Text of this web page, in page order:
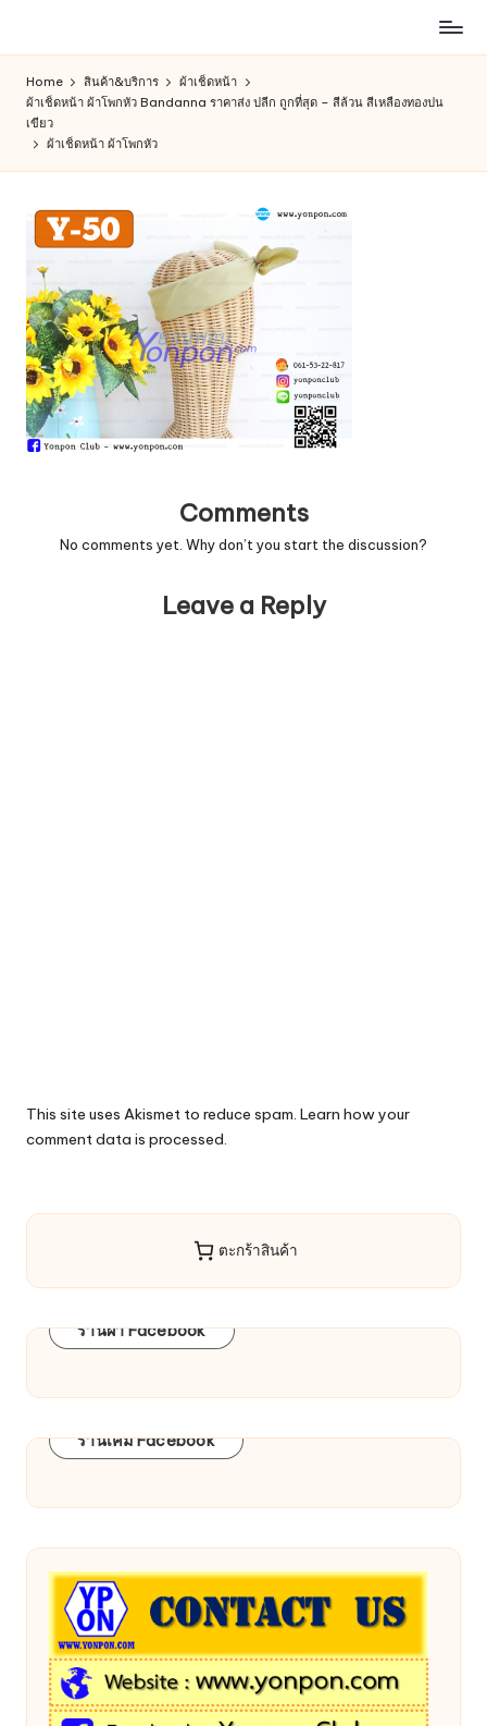
content
สินค้า
ออนไลน์
เพื่อ
คน
การ
ช็อป
Home สินค้า&บริการ
ผ้าเช็ดหน้า
ผ้าเช็ดหน้า ผ้าโพกหัว Bandanna ราคาส่ง ปลีก ถูกที่สุด – สีล้วน สีเหลืองทองปน
เขียว
ผ้าเช็ดหน้า ผ้าโพกหัว
Comments
No comments yet. Why don’t you start the discussion?
Leave a Reply
This site uses Akismet to reduce spam. Learn how your
comment data is processed.
ตะกร้าสินค้า
ร้านผ้า Facebook
ร้านเคมี Facebook